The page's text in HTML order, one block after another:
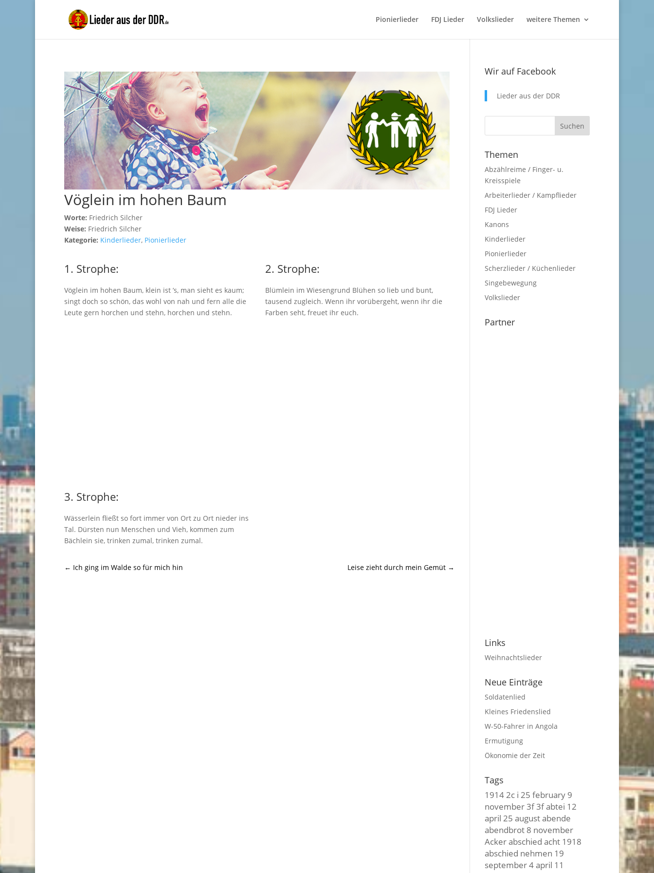
Pionierlieder FDJ Lieder Volkslieder weitere Themen
Vöglein im hohen Baum
Worte: Friedrich Silcher
Weise: Friedrich Silcher
Kategorie: Kinderlieder, Pionierlieder
1. Strophe:
Vöglein im hohen Baum, klein ist ’s, man sieht es kaum;
singt doch so schön, das wohl von nah und fern alle die
Leute gern horchen und stehn, horchen und stehn.
2. Strophe:
Blümlein im Wiesengrund Blühen so lieb und bunt,
tausend zugleich. Wenn ihr vorübergeht, wenn ihr die
Farben seht, freuet ihr euch.
3. Strophe:
Wässerlein fließt so fort immer von Ort zu Ort nieder ins
Tal. Dürsten nun Menschen und Vieh, kommen zum
Bächlein sie, trinken zumal, trinken zumal.
← Ich ging im Walde so für mich hin Leise zieht durch mein Gemüt→
Wir auf Facebook
Lieder aus der DDR
Themen
Abzählreime / Finger- u.
Kreisspiele
Arbeiterlieder / Kampflieder
FDJ Lieder
Kanons
Kinderlieder
Pionierlieder
Scherzlieder / Küchenlieder
Singebewegung
Volkslieder
Partner
Links
Weihnachtslieder
Neue Einträge
Soldatenlied
Kleines Friedenslied
W-50-Fahrer in Angola
Ermutigung
Ökonomie der Zeit
Tags
19142c i 25 february 9
november3f 3fabtei 12
april 25 augustabende
abendbrot 8 november
Ackerabschied acht 1918
abschied nehmen 19
september4 april 11